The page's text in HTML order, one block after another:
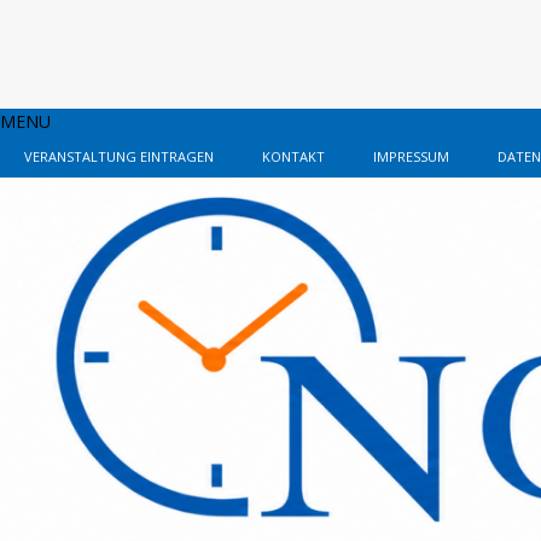
MENU
VERANSTALTUNG EINTRAGEN KONTAKT IMPRESSUM